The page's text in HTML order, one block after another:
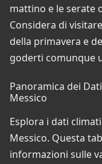
mattino e le serate
Considera di
della primavera e
goderti comunque
Panoramica dei
Messico
Esplora i dati
Messico. Questa
informazioni sulle